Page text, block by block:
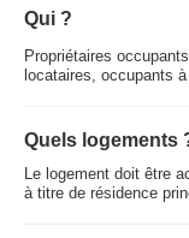
Qui ?
Propriétaires
locataires, occupants
Quels logements
Le logement doit être
à titre de résidence